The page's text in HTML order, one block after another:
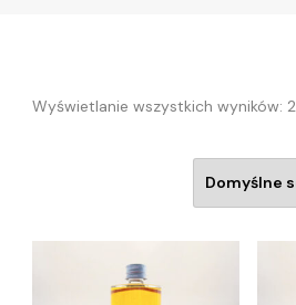
Wyświetlanie wszystkich wyników: 2